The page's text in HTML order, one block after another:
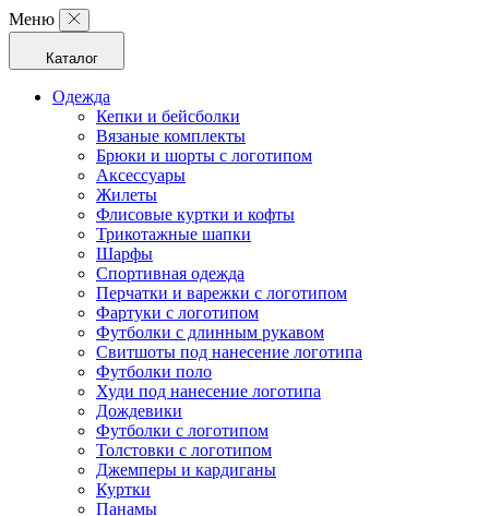
Меню
Каталог
Одежда
Кепки и бейсболки
Вязаные комплекты
Брюки и шорты с логотипом
Аксессуары
Жилеты
Флисовые куртки и кофты
Трикотажные шапки
Шарфы
Спортивная одежда
Перчатки и варежки с логотипом
Фартуки с логотипом
Футболки с длинным рукавом
Свитшоты под нанесение логотипа
Футболки поло
Худи под нанесение логотипа
Дождевики
Футболки с логотипом
Толстовки с логотипом
Джемперы и кардиганы
Куртки
Панамы